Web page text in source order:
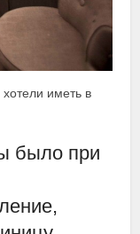
иметь в
было при